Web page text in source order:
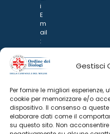
Gestisci
Per fornire le migliori
cookie per memorizzare e/o
dispositivo. Il consenso a
elaborare dati come il
su questo sito. Non
i
E
m
ail
:
rp
d
@
p
n
ar
i.it